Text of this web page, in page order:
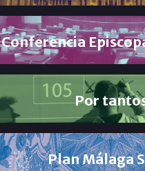
Conferencia
Por
Plan Málaga